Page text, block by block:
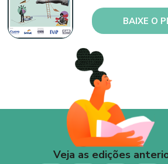
BAIXE O
Veja as edições